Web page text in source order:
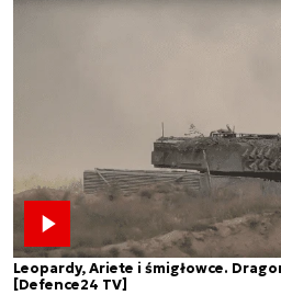
Leopardy, Ariete i śmigłowce.
[Defence24 TV]